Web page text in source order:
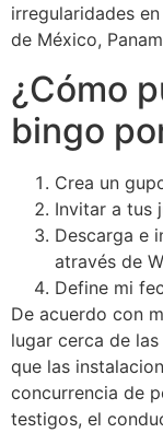
irregularidades
de México,
¿Cómo
bingo
Crea un
Invitar a tus
Descarga e
através de
Define mi
De acuerdo con
lugar cerca de
que las
concurrencia de
testigos, el